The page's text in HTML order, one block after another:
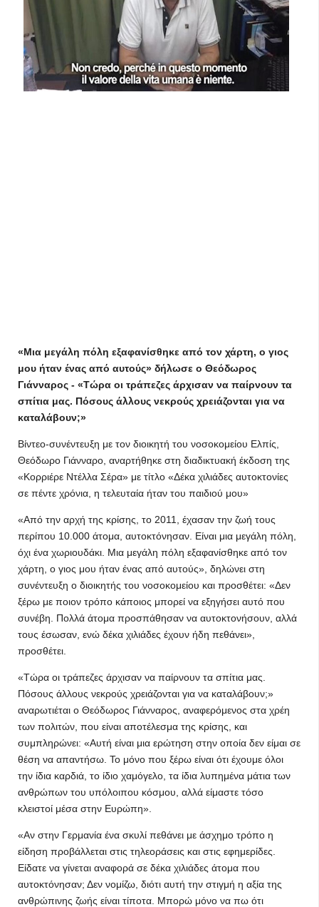
«Μια μεγάλη πόλη εξαφανίσθηκε από τον χάρτη, ο γιος
μου ήταν ένας από αυτούς» δήλωσε ο Θεόδωρος
Γιάνναρος - «Τώρα οι τράπεζες άρχισαν να παίρνουν τα
σπίτια μας. Πόσους άλλους νεκρούς χρειάζονται για να
καταλάβουν;»
Βίντεο-συνέντευξη με τον διοικητή του νοσοκομείου Ελπίς,
Θεόδωρο Γιάνναρο, αναρτήθηκε στη διαδικτυακή έκδοση της
«Κορριέρε Ντέλλα Σέρα» με τίτλο «Δέκα χιλιάδες αυτοκτονίες
σε πέντε χρόνια, η τελευταία ήταν του παιδιού μου»
«Από την αρχή της κρίσης, το 2011, έχασαν την ζωή τους
περίπου 10.000 άτομα, αυτοκτόνησαν. Είναι μια μεγάλη πόλη,
όχι ένα χωριουδάκι. Μια μεγάλη πόλη εξαφανίσθηκε από τον
χάρτη, ο γιος μου ήταν ένας από αυτούς», δηλώνει στη
συνέντευξη ο διοικητής του νοσοκομείου και προσθέτει: «Δεν
ξέρω με ποιον τρόπο κάποιος μπορεί να εξηγήσει αυτό που
συνέβη. Πολλά άτομα προσπάθησαν να αυτοκτονήσουν, αλλά
τους έσωσαν, ενώ δέκα χιλιάδες έχουν ήδη πεθάνει»,
προσθέτει.
«Τώρα οι τράπεζες άρχισαν να παίρνουν τα σπίτια μας.
Πόσους άλλους νεκρούς χρειάζονται για να καταλάβουν;»
αναρωτιέται ο Θεόδωρος Γιάνναρος, αναφερόμενος στα χρέη
των πολιτών, που είναι αποτέλεσμα της κρίσης, και
συμπληρώνει: «Αυτή είναι μια ερώτηση στην οποία δεν είμαι σε
θέση να απαντήσω. Το μόνο που ξέρω είναι ότι έχουμε όλοι
την ίδια καρδιά, το ίδιο χαμόγελο, τα ίδια λυπημένα μάτια των
ανθρώπων του υπόλοιπου κόσμου, αλλά είμαστε τόσο
κλειστοί μέσα στην Ευρώπη».
«Αν στην Γερμανία ένα σκυλί πεθάνει με άσχημο τρόπο η
είδηση προβάλλεται στις τηλεοράσεις και στις εφημερίδες.
Είδατε να γίνεται αναφορά σε δέκα χιλιάδες άτομα που
αυτοκτόνησαν; Δεν νομίζω, διότι αυτή την στιγμή η αξία της
ανθρώπινης ζωής είναι τίποτα. Μπορώ μόνο να πω ότι